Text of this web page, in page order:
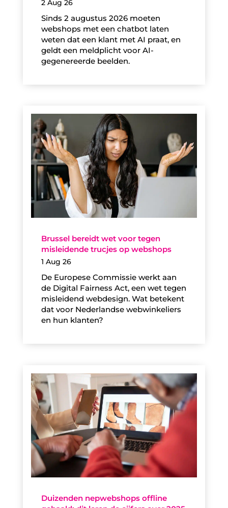
2 Aug 26
Sinds 2 augustus 2026 moeten
webshops met een chatbot laten
weten dat een klant met AI praat, en
geldt een meldplicht voor AI-
gegenereerde beelden.
Brussel bereidt wet voor tegen
misleidende trucjes op webshops
1 Aug 26
De Europese Commissie werkt aan
de Digital Fairness Act, een wet tegen
misleidend webdesign. Wat betekent
dat voor Nederlandse webwinkeliers
en hun klanten?
Duizenden nepwebshops offline